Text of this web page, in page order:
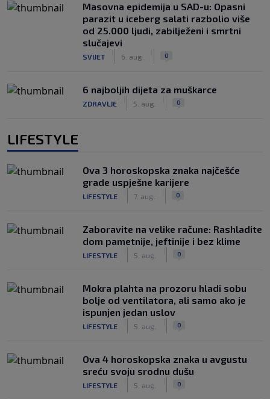
Masovna epidemija u SAD-u: Opasni
parazit u iceberg salati razbolio više
od 25.000 ljudi, zabilježeni i smrtni
slučajevi
SVIJET 6. aug. 0
6 najboljih dijeta za muškarce
ZDRAVLJE 5. aug. 0
LIFESTYLE
Ova 3 horoskopska znaka najčešće
grade uspješne karijere
LIFESTYLE 7. aug. 0
Zaboravite na velike račune: Rashladite
dom pametnije, jeftinije i bez klime
LIFESTYLE 5. aug. 0
Mokra plahta na prozoru hladi sobu
bolje od ventilatora, ali samo ako je
ispunjen jedan uslov
LIFESTYLE 5. aug. 0
Ova 4 horoskopska znaka u avgustu
sreću svoju srodnu dušu
LIFESTYLE 5. aug. 0